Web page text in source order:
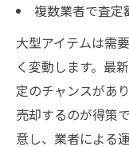
複数業者で査定
大型アイテムは需
く変動します。最
定のチャンスがあ
売却するのが得策
意し、業者による